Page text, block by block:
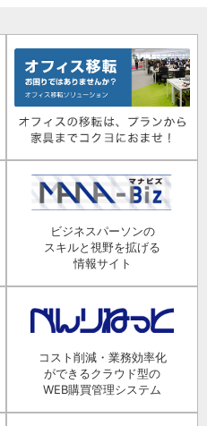
ビジネスパーソンの
スキルと視野を拡げる
情報サイト
コスト削減・業務効率化
ができるクラウド型の
WEB購買管理システム